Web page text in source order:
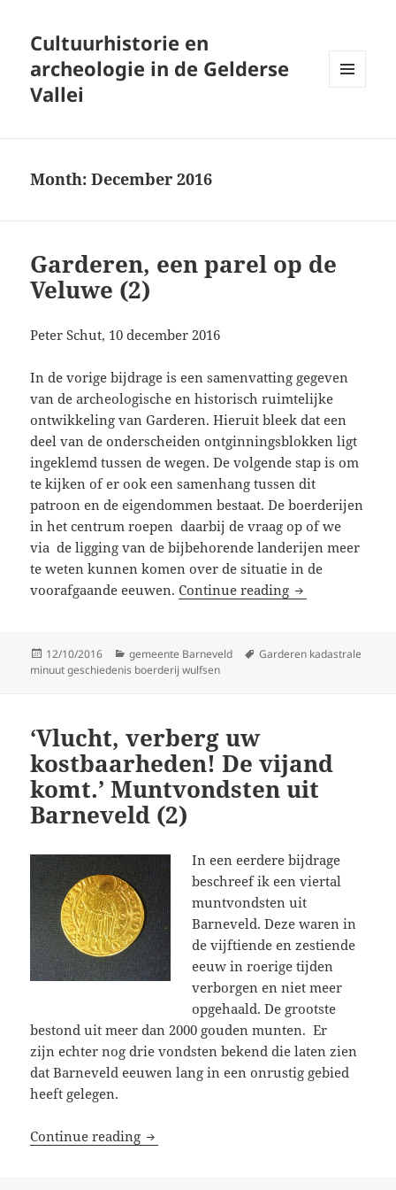
Cultuurhistorie en
archeologie in de Gelderse
Vallei
Month:December 2016
Garderen, een parel op de
Veluwe (2)
Peter Schut, 10 december 2016
In de vorige bijdrage is een samenvatting gegeven
van de archeologische en historisch ruimtelijke
ontwikkeling van Garderen. Hieruit bleek dat een
deel van de onderscheiden ontginningsblokken ligt
ingeklemd tussen de wegen. De volgende stap is om
te kijken of er ook een samenhang tussen dit
patroon en de eigendommen bestaat. De boerderijen
in het centrum roepen daarbij de vraag op of we
via de ligging van de bijbehorende landerijen meer
te weten kunnen komen over de situatie in de
voorafgaande eeuwen.Continue reading Garderen, een
Posted
on
12/10/2016 Categories
gemeente Barneveld Tags
Garderen kadastrale
minuut geschiedenis boerderij wulfsen
‘Vlucht, verberg uw
kostbaarheden! De vijand
komt.’ Muntvondsten uit
Barneveld (2)
In een eerdere bijdrage
beschreef ik een viertal
muntvondsten uit
Barneveld. Deze waren in
de vijftiende en zestiende
eeuw in roerige tijden
verborgen en niet meer
opgehaald. De grootste
bestond uit meer dan 2000 gouden munten. Er
zijn echter nog drie vondsten bekend die laten zien
dat Barneveld eeuwen lang in een onrustig gebied
heeft gelegen.
Continue reading ‘Vlucht, verberg uw kostbaarheden!